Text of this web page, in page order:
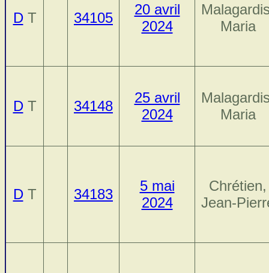
DT 34105
20 avril
2024
Maria
DT 34148
25 avril
2024
Maria
DT 34183
5 mai
2024
Chrétien,
Jean-